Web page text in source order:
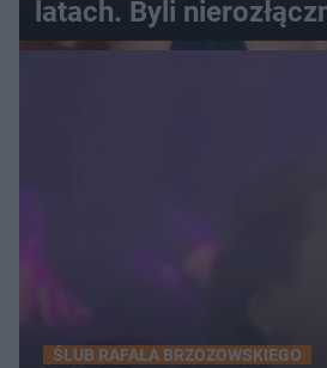
latach. Byli
ŚLUB RAFAŁA BRZOZOWSKIEGO